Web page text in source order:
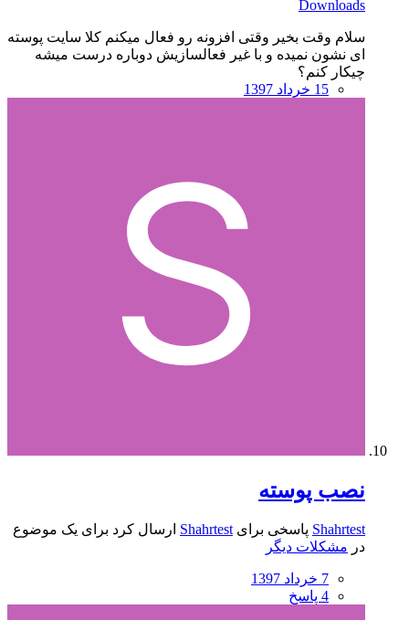
Downloads
سلام وقت بخیر وقتی افزونه رو فعال میکنم کلا سایت پوسته
ای نشون نمیده و با غیر فعالسازیش دوباره درست میشه
چیکار کنم؟
15 خرداد 1397
نصب پوسته
Shahrtest پاسخی برایShahrtest ارسال کرد برای یک موضوع
در مشکلات دیگر
7 خرداد 1397
4 پاسخ